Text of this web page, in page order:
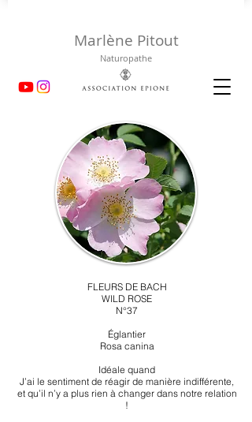
Marlène Pitout
Naturopathe
FLEURS DE BACH
WILD ROSE
N°37
Églantier
Rosa canina
Idéale quand
J’ai le sentiment de réagir de manière indifférente,
et qu’il n’y a plus rien à changer dans notre relation
!